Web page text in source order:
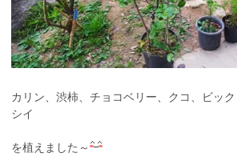
カリン、渋柿、チョコベリー、クコ、ビッ
シイ
を植えました～